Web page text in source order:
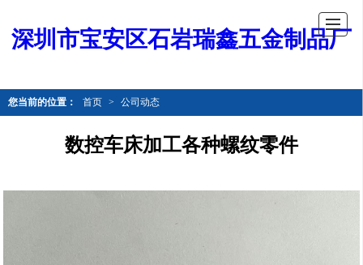
深圳市宝安区石岩瑞鑫五金制品厂
您当前的位置： 首页 > 公司动态
数控车床加工各种螺纹零件